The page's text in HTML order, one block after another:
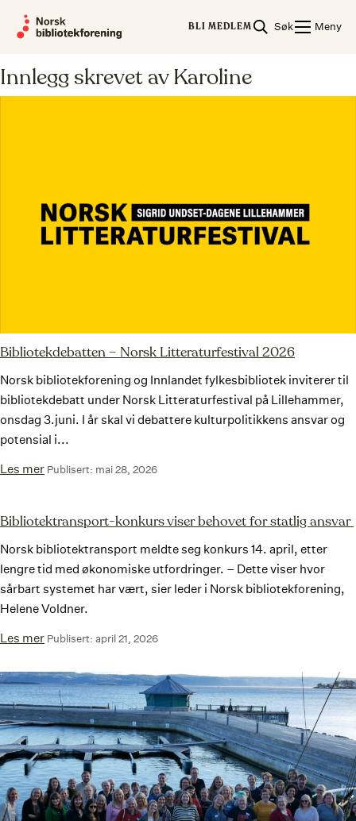
BLI MEDLEM Søk Meny
Om Karoline
Innlegg skrevet av Karoline
Bibliotekdebatten – Norsk Litteraturfestival 2026
Norsk bibliotekforening og Innlandet fylkesbibliotek inviterer til
bibliotekdebatt under Norsk Litteraturfestival på Lillehammer,
onsdag 3.juni. I år skal vi debattere kulturpolitikkens ansvar og
potensial i...
Les mer Publisert: mai 28, 2026
Bibliotektransport-konkurs viser behovet for statlig ansvar
Norsk bibliotektransport meldte seg konkurs 14. april, etter
lengre tid med økonomiske utfordringer. – Dette viser hvor
sårbart systemet har vært, sier leder i Norsk bibliotekforening,
Helene Voldner.
Les mer Publisert: april 21, 2026